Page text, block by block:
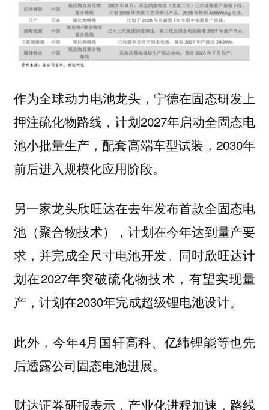
作为全球动力电池龙头，宁德在固态研发上
押注硫化物路线，计划2027年启动全固态电
池小批量生产，配套高端车型试装，2030年
前后进入规模化应用阶段。
另一家龙头欣旺达在去年发布首款全固态电
池（聚合物技术），计划在今年达到量产要
求，并完成全尺寸电池开发。同时欣旺达计
划在2027年突破硫化物技术，有望实现量
产，计划在2030年完成超级锂电池设计。
此外，今年4月国轩高科、亿纬锂能等也先
后透露公司固态电池进展。
财达证券研报表示，产业化进程加速，路线